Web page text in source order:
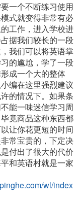
一个不断练习使用
式就变得非常有必
工作，进入学校进
据我们较长的一段
我们可以将英语掌
的尴尬，学了一段
成一个大的整体
编在这里强烈建议
的情况下。如果条
能一味迷信学习周
竟商品这种东西都
让你花更短的时间
常宝贵的，下定决
付出了很大的代价
和英语村就是一家
wl/index